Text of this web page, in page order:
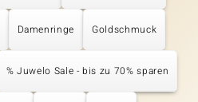
Damenringe Goldschmuck
% Juwelo Sale - bis zu 70% sparen